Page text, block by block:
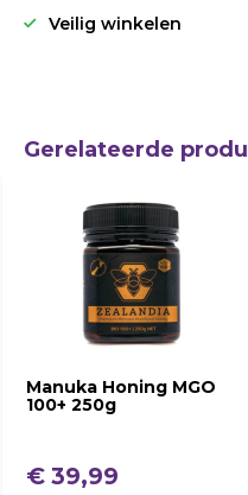
Veilig winkelen
Gerelateerde
Manuka Honing MGO
100+ 250g
€ 39,99